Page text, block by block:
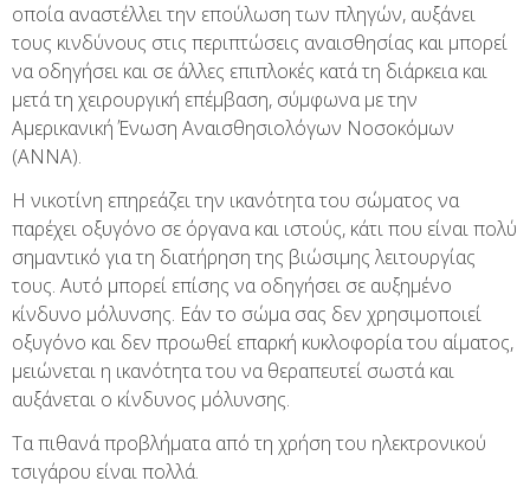
οποία αναστέλλει την επούλωση των πληγών, αυξάνει
τους κινδύνους στις περιπτώσεις αναισθησίας και μπορεί
να οδηγήσει και σε άλλες επιπλοκές κατά τη διάρκεια και
μετά τη χειρουργική επέμβαση, σύμφωνα με την
Αμερικανική Ένωση Αναισθησιολόγων Νοσοκόμων
(ANNA).
Η νικοτίνη επηρεάζει την ικανότητα του σώματος να
παρέχει οξυγόνο σε όργανα και ιστούς, κάτι που είναι πολύ
σημαντικό για τη διατήρηση της βιώσιμης λειτουργίας
τους. Αυτό μπορεί επίσης να οδηγήσει σε αυξημένο
κίνδυνο μόλυνσης. Εάν το σώμα σας δεν χρησιμοποιεί
οξυγόνο και δεν προωθεί επαρκή κυκλοφορία του αίματος,
μειώνεται η ικανότητα του να θεραπευτεί σωστά και
αυξάνεται ο κίνδυνος μόλυνσης.
Τα πιθανά προβλήματα από τη χρήση του ηλεκτρονικού
τσιγάρου είναι πολλά.